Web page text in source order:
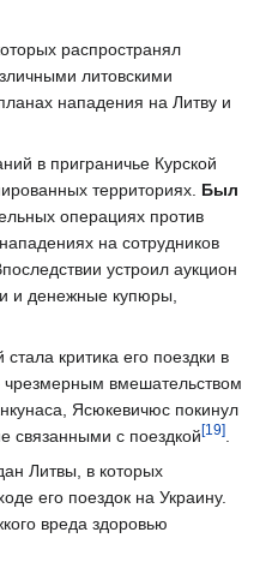
распространял
литовскими
нападения на Литву и
в приграничье Курской
территориях. Был
операциях против
на сотрудников
устроил аукцион
и денежные купюры,
критика его поездки в
чрезмерным вмешательством
Ясюкевичюс покинул
связанными с поездкой[19].
Литвы, в которых
его поездок на Украину.
вреда здоровью